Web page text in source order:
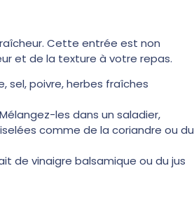
Cette entrée est non
et de la texture à votre repas.
sel, poivre, herbes fraîches
les dans un saladier,
comme de la coriandre ou du
de vinaigre balsamique ou du jus